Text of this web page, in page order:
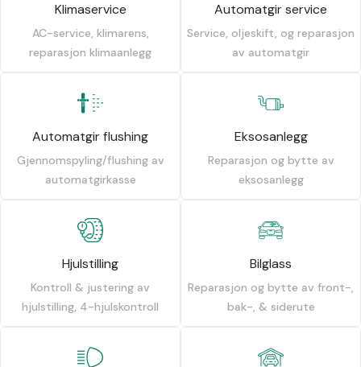
Klimaservice
AC-service, klimarens,
reparasjon klimaanlegg
Automatgir service
Service, oljeskift, og reparasjon
av automatgir
Automatgir flushing
Gjennomspyling/flushing av
automatgirkasse
Eksosanlegg
Reparasjon og bytte av
eksosanlegg
Hjulstilling
Kontroll & justering av
hjulstilling, 4-hjulskontroll
Bilglass
Reparasjon og bytte av front-,
bak-, & siderute